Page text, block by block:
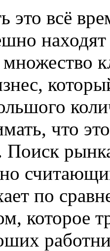
это всё
что
Поиск
по
которое